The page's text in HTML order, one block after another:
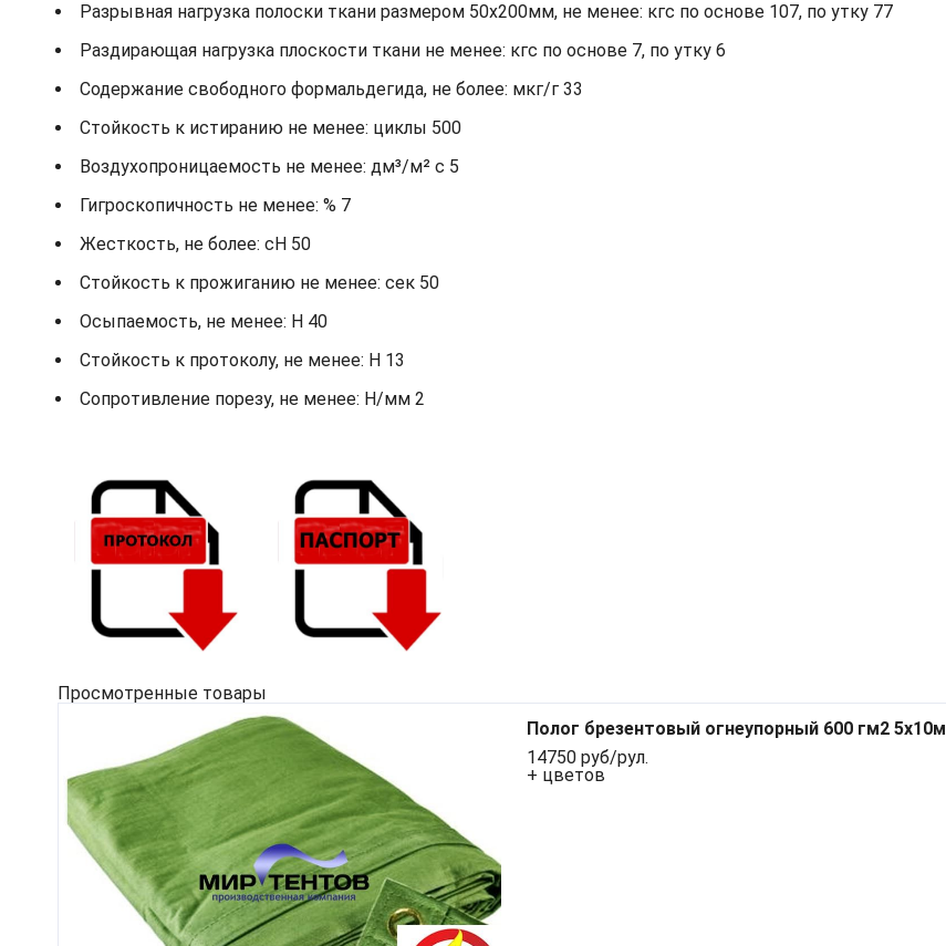
Разрывная нагрузка полоски ткани размером 50х200мм, не менее: кгс по основе 107, по утку 77
Раздирающая нагрузка плоскости ткани не менее: кгс по основе 7, по утку 6
Содержание свободного формальдегида, не более: мкг/г 33
Стойкость к истиранию не менее: циклы 500
Воздухопроницаемость не менее: дм³/м² с 5
Гигроскопичность не менее: % 7
Жесткость, не более: cH 50
Стойкость к прожиганию не менее: сек 50
Осыпаемость, не менее: H 40
Стойкость к протоколу, не менее: H 13
Сопротивление порезу, не менее: Н/мм 2
Просмотренные товары
Полог брезентовый огнеупорный 600 гм2 5x10м
14750 руб/рул.
+ цветов